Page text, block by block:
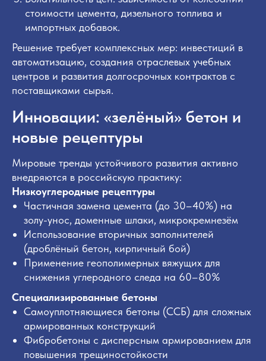
стоимости цемента, дизельного топлива и
импортных добавок.
Решение требует комплексных мер: инвестиций в
автоматизацию, создания отраслевых учебных
центров и развития долгосрочных контрактов с
поставщиками сырья.
Инновации: «зелёный» бетон и
новые рецептуры
Мировые тренды устойчивого развития активно
внедряются в российскую практику:
Низкоуглеродные рецептуры
Частичная замена цемента (до 30–40%) на
золу-унос, доменные шлаки, микрокремнезём
Использование вторичных заполнителей
(дроблёный бетон, кирпичный бой)
Применение геополимерных вяжущих для
снижения углеродного следа на 60–80%
Специализированные бетоны
Самоуплотняющиеся бетоны (ССБ) для сложных
армированных конструкций
Фибробетоны с дисперсным армированием для
повышения трещиностойкости
Рассчитаем
стоимость
проекта
Консультация с сотрудником
отдела продаж или сервисной
службы займёт меньше времени,
чем самостоятельный поиск!
Заполните форму, и наш